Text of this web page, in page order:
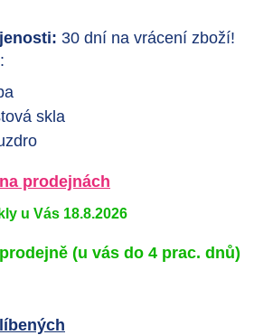
30 dní na vrácení zboží!
skla
prodejnách
u Vás 18.8.2026
(u vás do 4 prac. dnů)